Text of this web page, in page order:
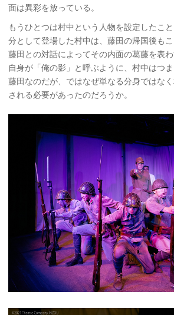
面は異彩を放っている。
もうひとつは村中という人物を設定したこ
分として登場した村中は、藤田の帰国後もこ
藤田との対話によってその内面の葛藤を表
自身が「俺の影」と呼ぶように、村中はつ
藤田なのだが、ではなぜ単なる分身ではな
される必要があったのだろうか。